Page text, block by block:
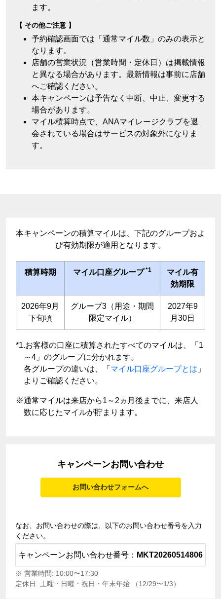
ます。
その他ご注意
予約確認画面では「通常マイル数」のみの表示と
なります。
店舗の営業状況（営業時間・定休日）は掲載情報
と異なる場合があります。最新情報は事前に店舗
へご確認ください。
本キャンペーンは予告なく中断、中止、変更する
場合があります。
マイル積算時点で、ANAマイレージクラブを退
会されている場合はサービスの対象外になりま
す。
本キャンペーンの積算マイルは、下記のグループおよ
び有効期限が適用となります。
積算時期 マイル口座グループ*1
マイル有
効期限
2026年9月
下旬頃
グループ3（用途・期間
限定マイル）
2027年9
月30日
*1.お客様の口座に積算されたすべてのマイルは、「1
～4」のグループに分かれます。
各グループの違いは、「 マイル口座グループとは 」
よりご確認ください。
※通常マイルは来店から1～2ヵ月後までに、来店人
数に応じたマイルが貯まります。
キャンペーンお問い合わせ
お問い合わせフォームへ
なお、お問い合わせの際は、以下のお問い合わせ番号を入力
ください。
キャンペーンお問い合わせ番号： MKT20260514806
※ 営業時間: 10:00〜17:30
定休日: 土曜・日曜・祝日・年末年始 （12/29〜1/3）